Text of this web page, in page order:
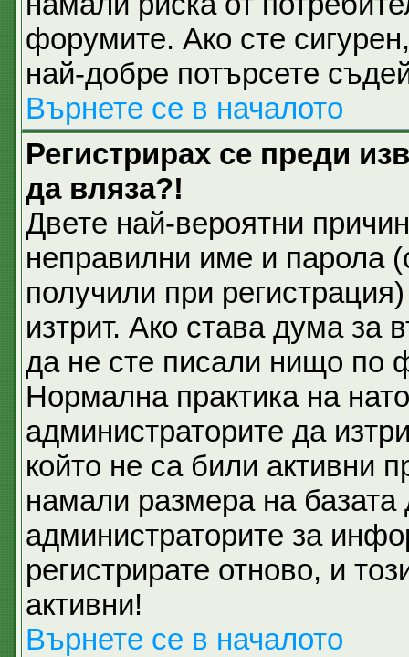
форумите. Ако сте
най-добре потърсете
Върнете се в началото
Регистрирах се преди
да вляза?!
Двете най-вероятни
неправилни име и парола
получили при
изтрит. Ако става дума за
да не сте писали нищо по
Нормална практика на
администраторите да
който не са били активни
намали размера на
администраторите за
регистрирате отново, и
активни!
Върнете се в началото